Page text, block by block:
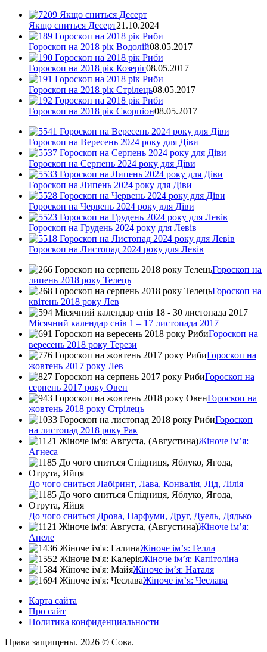
Якщо сниться Десерт21.10.2024
Гороскоп на 2018 рік Водолій08.05.2017
Гороскоп на 2018 рік Козеріг08.05.2017
Гороскоп на 2018 рік Стрілець08.05.2017
Гороскоп на 2018 рік Скорпіон08.05.2017
Гороскоп на Вересень 2024 року для Діви
Гороскоп на Серпень 2024 року для Діви
Гороскоп на Липень 2024 року для Діви
Гороскоп на Червень 2024 року для Діви
Гороскоп на Грудень 2024 року для Левів
Гороскоп на Листопад 2024 року для Левів
Гороскоп на
липень 2018 року Телець
Гороскоп на
квітень 2018 року Лев
Місячний календар снів 1 – 17 листопада 2017
Гороскоп на
вересень 2018 року Терези
Гороскоп на
жовтень 2017 року Лев
Гороскоп на
серпень 2017 року Овен
Гороскоп на
жовтень 2018 року Стрілець
Гороскоп
на листопад 2018 року Рак
Жіноче ім’я:
Агнеса
До чого сниться Лабіринт, Лава, Конвалія, Лід, Лілія
До чого сниться Дрова, Парфуми, Друг, Дуель, Дядько
Жіноче ім’я:
Анеле
Жіноче ім’я: Гелла
Жіноче ім’я: Капітоліна
Жіноче ім’я: Наталя
Жіноче ім’я: Чеслава
Карта сайта
Про сайт
Политика конфиденциальности
Права защищены. 2026 © Сова.